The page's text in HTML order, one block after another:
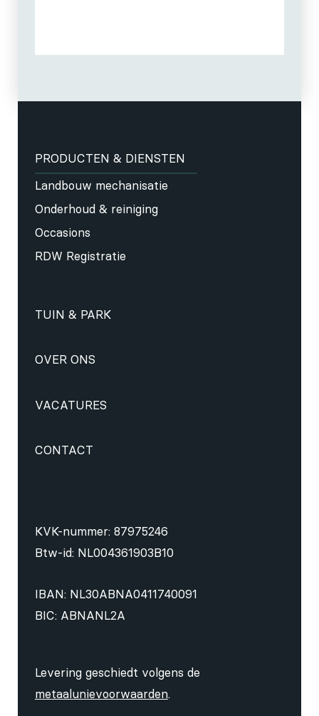
PRODUCTEN & DIENSTEN
Landbouw mechanisatie
Onderhoud & reiniging
Occasions
RDW Registratie
TUIN & PARK
OVER ONS
VACATURES
CONTACT
KVK-nummer: 87975246
Btw-id: NL004361903B10
IBAN: NL30ABNA0411740091
BIC: ABNANL2A
Levering geschiedt volgens de
metaalunievoorwaarden.